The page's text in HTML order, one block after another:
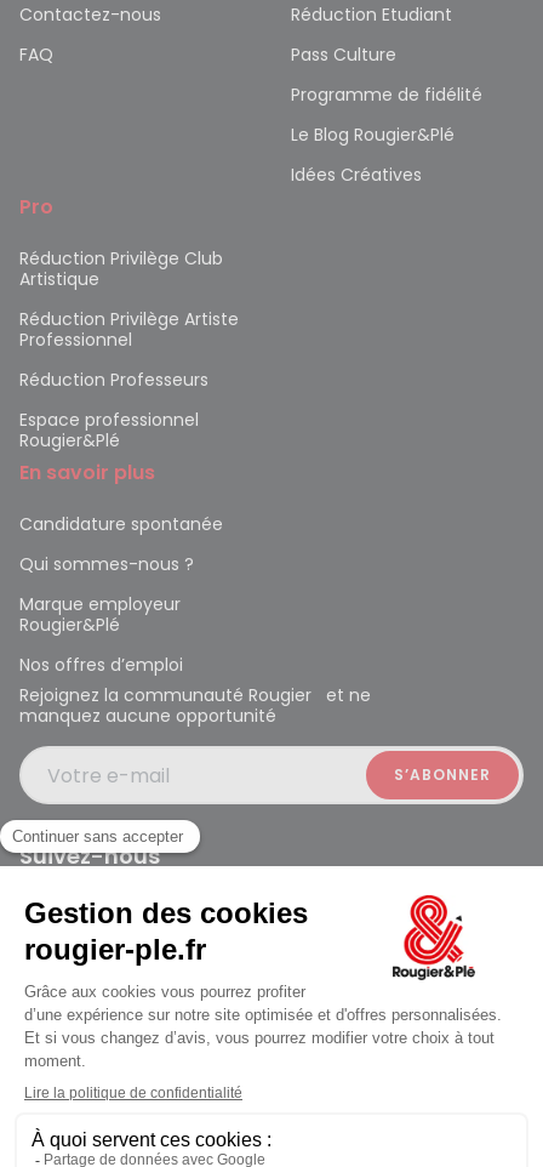
Contactez-nous
FAQ
Réduction Etudiant
Pass Culture
Programme de fidélité
Le Blog Rougier&Plé
Idées Créatives
Pro
Réduction Privilège Club
Artistique
Réduction Privilège Artiste
Professionnel
Réduction Professeurs
Espace professionnel
Rougier&Plé
En savoir plus
Candidature spontanée
Qui sommes-nous ?
Marque employeur
Rougier&Plé
Nos offres d’emploi
Rejoignez la communauté Rougier et ne
manquez aucune opportunité
Votre e-mail
Suivez-nous
Rougier et Plé 2024 Copyright
Mentions légales
Conditions générales des ventes